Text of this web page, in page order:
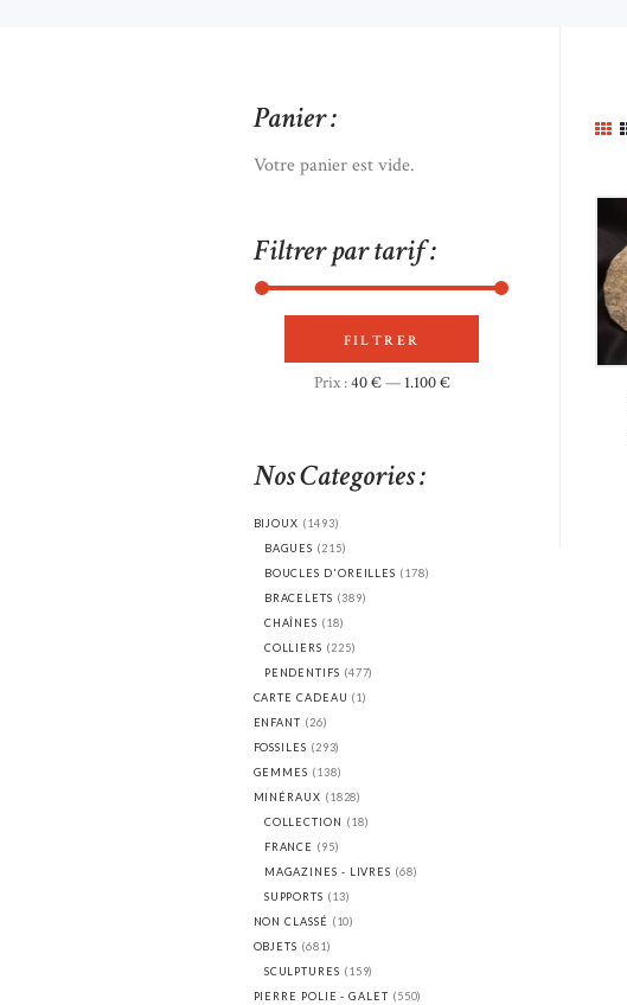
Panier :
Votre panier est vide.
Filtrer par tarif :
Prix
Prix
FILTRER
Prix :40 €— 1.100 €
Nos Categories :
BIJOUX (1493)
BAGUES (215)
BOUCLES D'OREILLES (178)
BRACELETS (389)
CHAÎNES (18)
COLLIERS (225)
PENDENTIFS (477)
CARTE CADEAU (1)
ENFANT (26)
FOSSILES (293)
GEMMES (138)
MINÉRAUX (1828)
COLLECTION (18)
FRANCE (95)
MAGAZINES - LIVRES (68)
SUPPORTS (13)
NON CLASSÉ (10)
OBJETS (681)
SCULPTURES (159)
PIERRE POLIE - GALET (550)